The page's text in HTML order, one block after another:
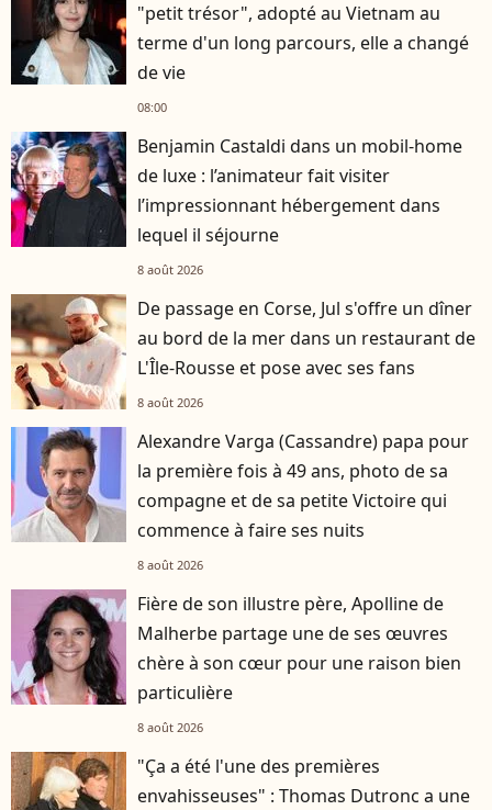
"petit trésor", adopté au Vietnam au
terme d'un long parcours, elle a changé
de vie
08:00
Benjamin Castaldi dans un mobil-home
de luxe : l’animateur fait visiter
l’impressionnant hébergement dans
lequel il séjourne
8 août 2026
De passage en Corse, Jul s'offre un dîner
au bord de la mer dans un restaurant de
L'Île-Rousse et pose avec ses fans
8 août 2026
Alexandre Varga (Cassandre) papa pour
la première fois à 49 ans, photo de sa
compagne et de sa petite Victoire qui
commence à faire ses nuits
8 août 2026
Fière de son illustre père, Apolline de
Malherbe partage une de ses œuvres
chère à son cœur pour une raison bien
particulière
8 août 2026
"Ça a été l'une des premières
envahisseuses" : Thomas Dutronc a une